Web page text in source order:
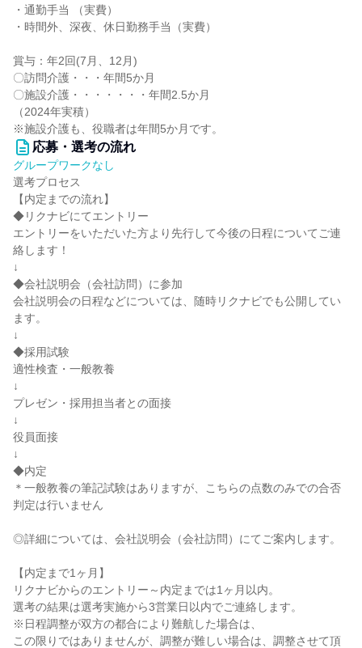
・通勤手当 （実費）
・時間外、深夜、休日勤務手当（実費）
賞与：年2回(7月、12月)
〇訪問介護・・・年間5か月
〇施設介護・・・・・・・年間2.5か月
（2024年実積）
※施設介護も、役職者は年間5か月です。
応募・選考の流れ
グループワークなし
選考プロセス
【内定までの流れ】
◆リクナビにてエントリー
エントリーをいただいた方より先行して今後の日程についてご連
絡します！
↓
◆会社説明会（会社訪問）に参加
会社説明会の日程などについては、随時リクナビでも公開してい
ます。
↓
◆採用試験
適性検査・一般教養
↓
プレゼン・採用担当者との面接
↓
役員面接
↓
◆内定
＊一般教養の筆記試験はありますが、こちらの点数のみでの合否
判定は行いません
◎詳細については、会社説明会（会社訪問）にてご案内します。
【内定まで1ヶ月】
リクナビからのエントリー～内定までは1ヶ月以内。
選考の結果は選考実施から3営業日以内でご連絡します。
※日程調整が双方の都合により難航した場合は、
この限りではありませんが、調整が難しい場合は、調整させて頂